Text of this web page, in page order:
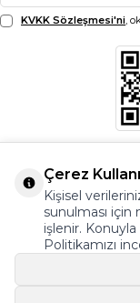
KVKK Sözleşmesi'ni,
Çerez
Kişisel
sunulması
işlenir.
Politikamızı